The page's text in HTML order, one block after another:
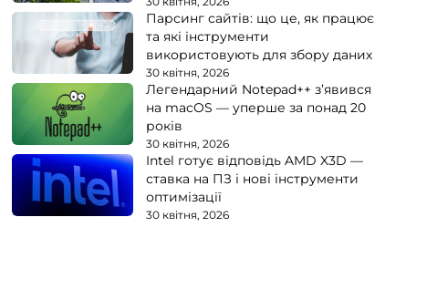
Парсинг сайтів: що це, як працює
та які інструменти
використовують для збору даних
30 квітня, 2026
Легендарний Notepad++ з’явився
на macOS — уперше за понад 20
років
30 квітня, 2026
Intel готує відповідь AMD X3D —
ставка на ПЗ і нові інструменти
оптимізації
30 квітня, 2026